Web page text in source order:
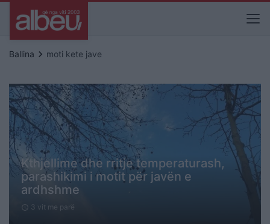
Ballina keyboard_arrow_right moti kete jave
Kthjellime dhe rritje temperaturash,
parashikimi i motit për javën e
ardhshme
schedule 3 vit me parë